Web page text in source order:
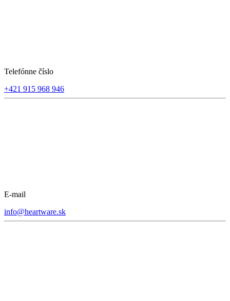
Telefónne číslo
+421 915 968 946
E-mail
info@heartware.sk